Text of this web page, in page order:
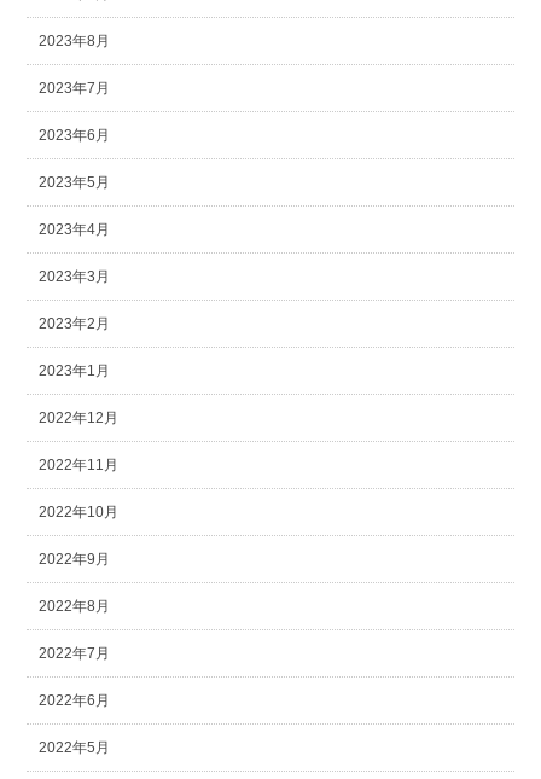
2023年8月
2023年7月
2023年6月
2023年5月
2023年4月
2023年3月
2023年2月
2023年1月
2022年12月
2022年11月
2022年10月
2022年9月
2022年8月
2022年7月
2022年6月
2022年5月